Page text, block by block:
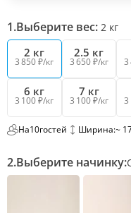
1.Выберите вес: 2 кг
2 кг
3 850 ₽/кг
2.5 кг
3 650 ₽/кг 3
6 кг
3 100 ₽/кг
7 кг
3 100 ₽/кг 3
На10гостей Ширина:~
2.Выберите начинку: